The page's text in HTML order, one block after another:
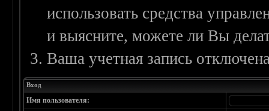
использовать средства
и выясните, можете ли Вы
Ваша учетная запись
Вход
Имя пользователя: